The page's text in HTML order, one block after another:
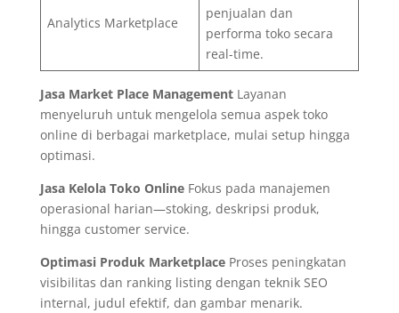
Analytics Marketplace
penjualan dan
performa toko secara
real-time.
Jasa Market Place ManagementLayanan
menyeluruh untuk mengelola semua aspek toko
online di berbagai marketplace, mulai setup hingga
optimasi.
Jasa Kelola Toko OnlineFokus pada manajemen
operasional harian—stoking, deskripsi produk,
hingga customer service.
Optimasi Produk MarketplaceProses peningkatan
visibilitas dan ranking listing dengan teknik SEO
internal, judul efektif, dan gambar menarik.